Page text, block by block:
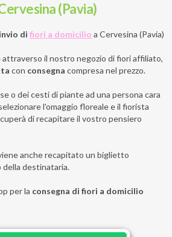
(Pavia)
invio difiori a domicilio a Cervesina (Pavia)
attraverso il nostro negozio di fiori affiliato,
con consegna compresa nel prezzo.
o dei cesti di piante ad una persona cara
l'omaggio floreale e il fiorista
di recapitare il vostro pensiero
anche recapitato un biglietto
destinataria.
per la consegna di fiori a domicilio